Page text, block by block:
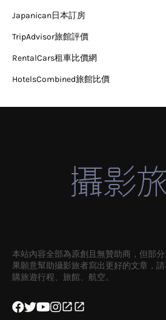
Japanican日本訂房
TripAdvisor旅館評價
RentalCars租車比價網
HotelsCombined旅館比價
本站內容全部為原創且無贊助商，但部
果願意幫助攝影旅者寫出更好的文章，
購旅遊行程、旅館、航空。